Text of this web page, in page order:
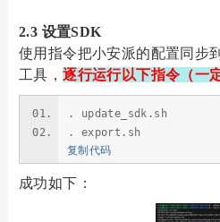
2.3 设置SDK
使用指令把小安派的配置同步
工具，逐行运行以下指令（一
. update_sdk.sh
. export.sh
复制代码
成功如下：